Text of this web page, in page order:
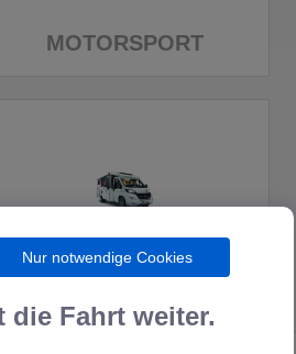
MOTORSPORT
WOHNMOBILE
Nur notwendige Cookies
die Fahrt weiter.